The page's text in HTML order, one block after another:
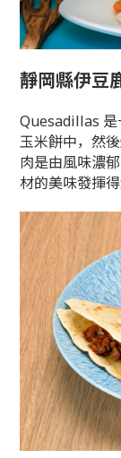
靜岡縣伊豆
Quesadillas 是
玉米餅中，然後
肉是由風味濃
材的美味發揮得